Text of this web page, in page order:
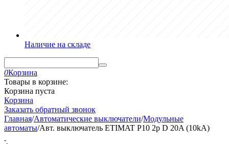
Наличие на складе
0Корзина
Товары в корзине:
Корзина пуста
Корзина
Заказать обратный звонок
Главная/Автоматические выключатели/Модульные
автоматы/Авт. выключатель ETIMAT P10 2p D 20A (10kA)